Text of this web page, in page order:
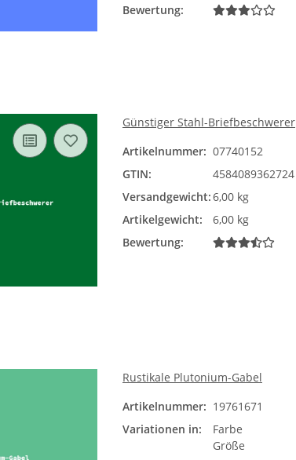
Bewertung:
Günstiger Stahl-Briefbeschwerer
Artikelnummer: 07740152
GTIN:
4584089362724
Versandgewicht:6,00 kg
Artikelgewicht:
6,00 kg
Bewertung:
Rustikale Plutonium-Gabel
Artikelnummer: 19761671
Variationen in:
Farbe
Größe